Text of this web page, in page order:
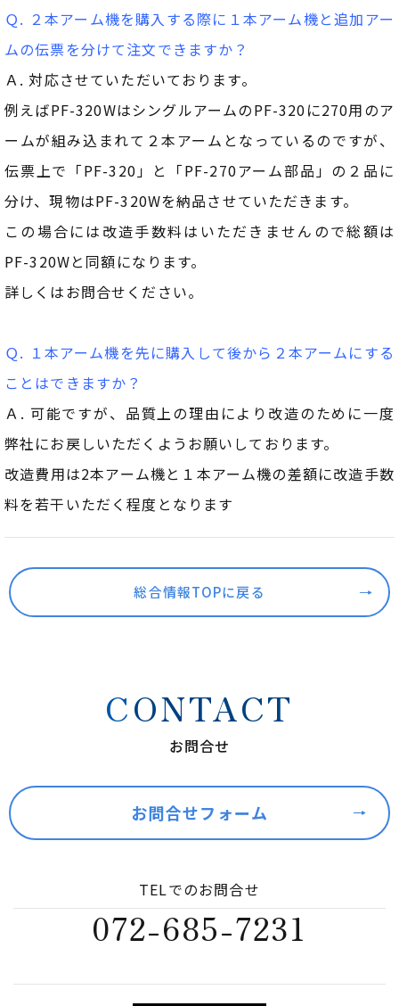
Ｑ. ２本アーム機を購入する際に１本アーム機と追加アー
ムの伝票を分けて注文できますか？
Ａ. 対応させていただいております。
例えばPF-320WはシングルアームのPF-320に270用のア
ームが組み込まれて２本アームとなっているのですが、
伝票上で「PF-320」と「PF-270アーム部品」の２品に
分け、現物はPF-320Wを納品させていただきます。
この場合には改造手数料はいただきませんので総額は
PF-320Wと同額になります。
詳しくはお問合せください。
Ｑ. １本アーム機を先に購入して後から２本アームにする
ことはできますか？
Ａ. 可能ですが、品質上の理由により改造のために一度
弊社にお戻しいただくようお願いしております。
改造費用は2本アーム機と１本アーム機の差額に改造手数
料を若干いただく程度となります
総合情報TOPに戻る
CONTACT
お問合せ
お問合せフォーム
TELでのお問合せ
072-685-7231